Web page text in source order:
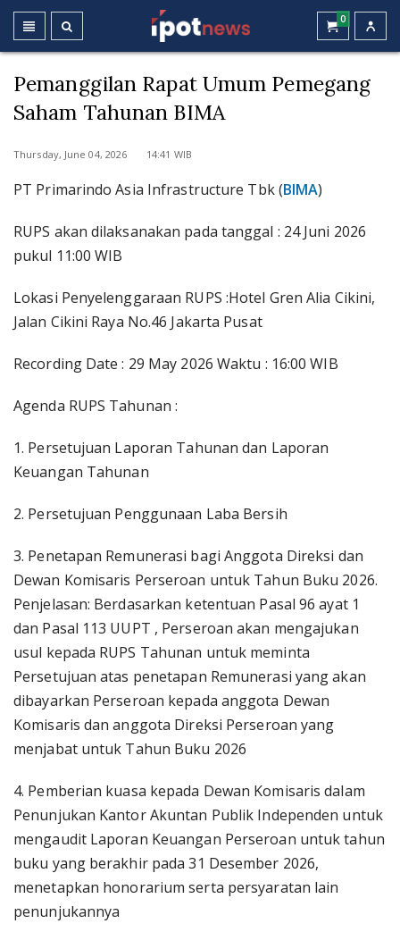
0
Pemanggilan Rapat Umum Pemegang
Saham Tahunan BIMA
Thursday, June 04, 2026 14:41 WIB
PT Primarindo Asia Infrastructure Tbk (BIMA)
RUPS akan dilaksanakan pada tanggal : 24 Juni 2026
pukul 11:00 WIB
Lokasi Penyelenggaraan RUPS :Hotel Gren Alia Cikini,
Jalan Cikini Raya No.46 Jakarta Pusat
Recording Date : 29 May 2026 Waktu : 16:00 WIB
Agenda RUPS Tahunan :
1. Persetujuan Laporan Tahunan dan Laporan
Keuangan Tahunan
2. Persetujuan Penggunaan Laba Bersih
3. Penetapan Remunerasi bagi Anggota Direksi dan
Dewan Komisaris Perseroan untuk Tahun Buku 2026.
Penjelasan: Berdasarkan ketentuan Pasal 96 ayat 1
dan Pasal 113 UUPT , Perseroan akan mengajukan
usul kepada RUPS Tahunan untuk meminta
Persetujuan atas penetapan Remunerasi yang akan
dibayarkan Perseroan kepada anggota Dewan
Komisaris dan anggota Direksi Perseroan yang
menjabat untuk Tahun Buku 2026
4. Pemberian kuasa kepada Dewan Komisaris dalam
Penunjukan Kantor Akuntan Publik Independen untuk
mengaudit Laporan Keuangan Perseroan untuk tahun
buku yang berakhir pada 31 Desember 2026,
menetapkan honorarium serta persyaratan lain
penunjukannya